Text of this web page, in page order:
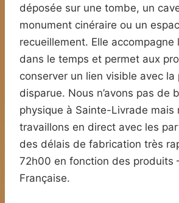
déposée sur une tombe, un
monument cinéraire ou un
recueillement. Elle accompagne
dans le temps et permet aux
conserver un lien visible avec la
disparue. Nous n’avons pas de
physique à Sainte-Livrade mais
travaillons en direct avec les
des délais de fabrication très
72h00 en fonction des produits
Française.